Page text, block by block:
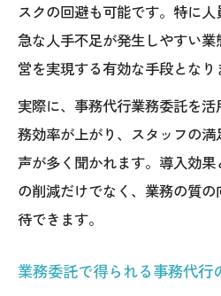
スクの回避も可能です。特に
急な人手不足が発生しやすい
営を実現する有効な手段となり
実際に、事務代行業務委託を
務効率が上がり、スタッフの満
声が多く聞かれます。導入効
の削減だけでなく、業務の質
待できます。
業務委託で得られる事務代行